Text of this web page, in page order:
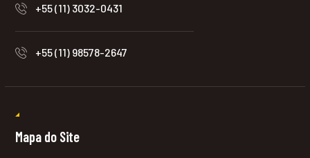
+55 (11) 3032-0431
+55 (11) 98578-2647
Mapa do Site